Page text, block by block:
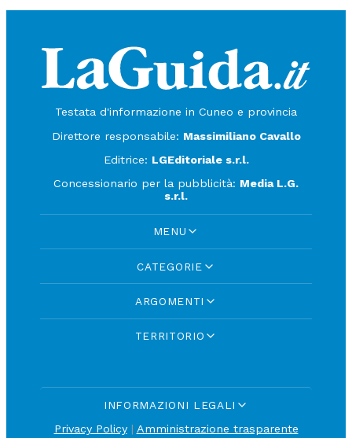
Testata d'informazione in Cuneo e provincia
Direttore responsabile: Massimiliano Cavallo
Editrice: LGEditoriale s.r.l.
Concessionario per la pubblicità: Media L.G.
s.r.l.
MENU
CATEGORIE
ARGOMENTI
TERRITORIO
INFORMAZIONI LEGALI
Privacy Policy| Amministrazione trasparente